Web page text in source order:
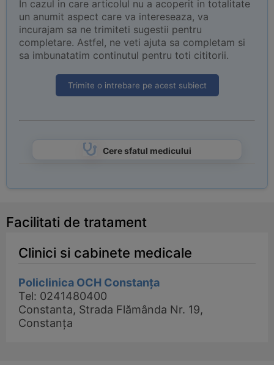
In cazul in care articolul nu a acoperit in totalitate
un anumit aspect care va intereseaza, va
incurajam sa ne trimiteti sugestii pentru
completare. Astfel, ne veti ajuta sa completam si
sa imbunatatim continutul pentru toti cititorii.
Trimite o intrebare pe acest subiect
Cere sfatul medicului
Facilitati de tratament
Clinici si cabinete medicale
Policlinica OCH Constanța
Tel: 0241480400
Constanta, Strada Flămânda Nr. 19,
Constanța